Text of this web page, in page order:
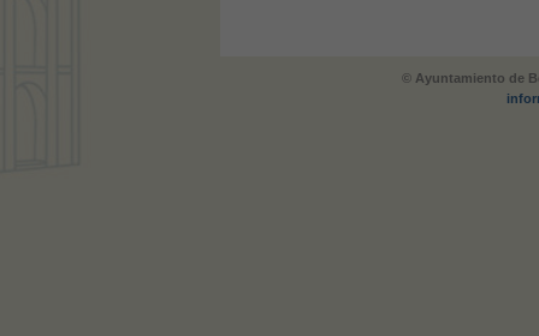
© Ayuntamiento de